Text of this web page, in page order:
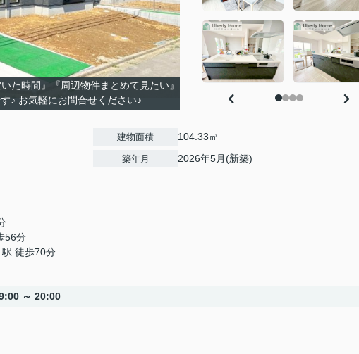
た時間』『周辺物件まとめて見たい』
♪ お気軽にお問合せください♪
56分
駅 徒歩70分
建物面積 104.33㎡
築年月 2026年5月(新築)
～ 20:00